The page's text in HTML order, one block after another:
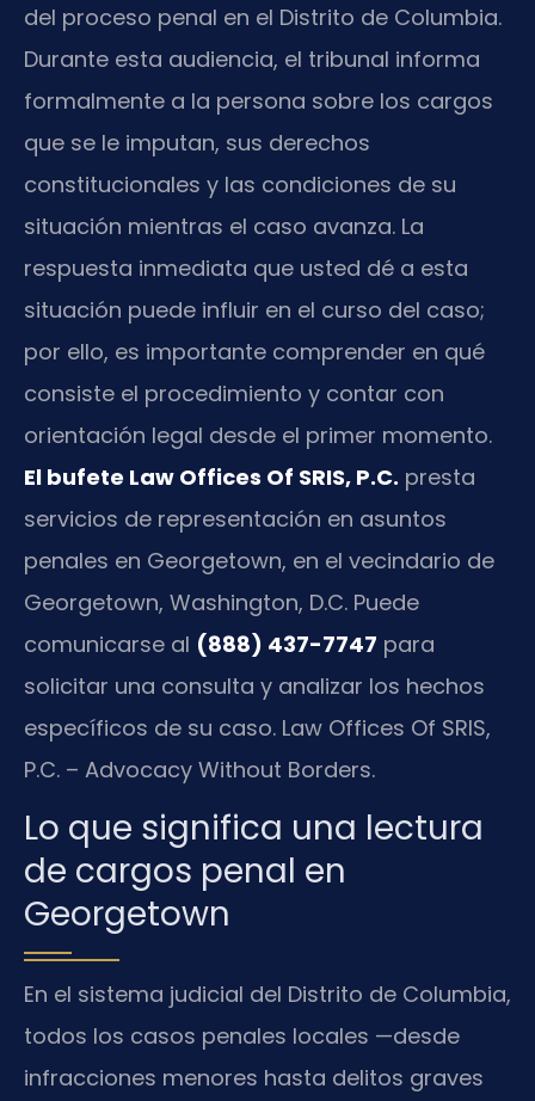
del proceso penal en el Distrito de Columbia.
Durante esta audiencia, el tribunal informa
formalmente a la persona sobre los cargos
que se le imputan, sus derechos
constitucionales y las condiciones de su
situación mientras el caso avanza. La
respuesta inmediata que usted dé a esta
situación puede influir en el curso del caso;
por ello, es importante comprender en qué
consiste el procedimiento y contar con
orientación legal desde el primer momento.
El bufete Law Offices Of SRIS, P.C. presta
servicios de representación en asuntos
penales en Georgetown, en el vecindario de
Georgetown, Washington, D.C. Puede
comunicarse al (888) 437-7747 para
solicitar una consulta y analizar los hechos
específicos de su caso. Law Offices Of SRIS,
P.C. – Advocacy Without Borders.
Lo que significa una lectura
de cargos penal en
Georgetown
En el sistema judicial del Distrito de Columbia,
todos los casos penales locales —desde
infracciones menores hasta delitos graves